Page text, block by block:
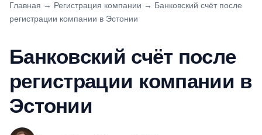
Главная → Регистрация компании → Банковский счёт после
регистрации компании в Эстонии
Банковский счёт после
регистрации компании в
Эстонии